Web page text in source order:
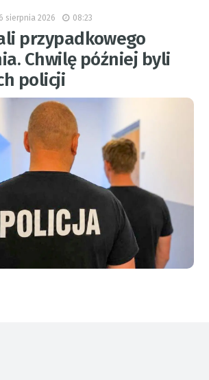
6 sierpnia 2026 08:23
przypadkowego
Chwilę później byli
policji